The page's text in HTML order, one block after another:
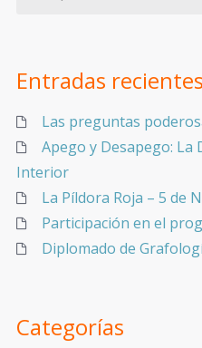
Entradas recientes
Las preguntas
Apego y Desapego: La
Interior
La Píldora Roja – 5 de
Participación en el
Diplomado de
Categorías